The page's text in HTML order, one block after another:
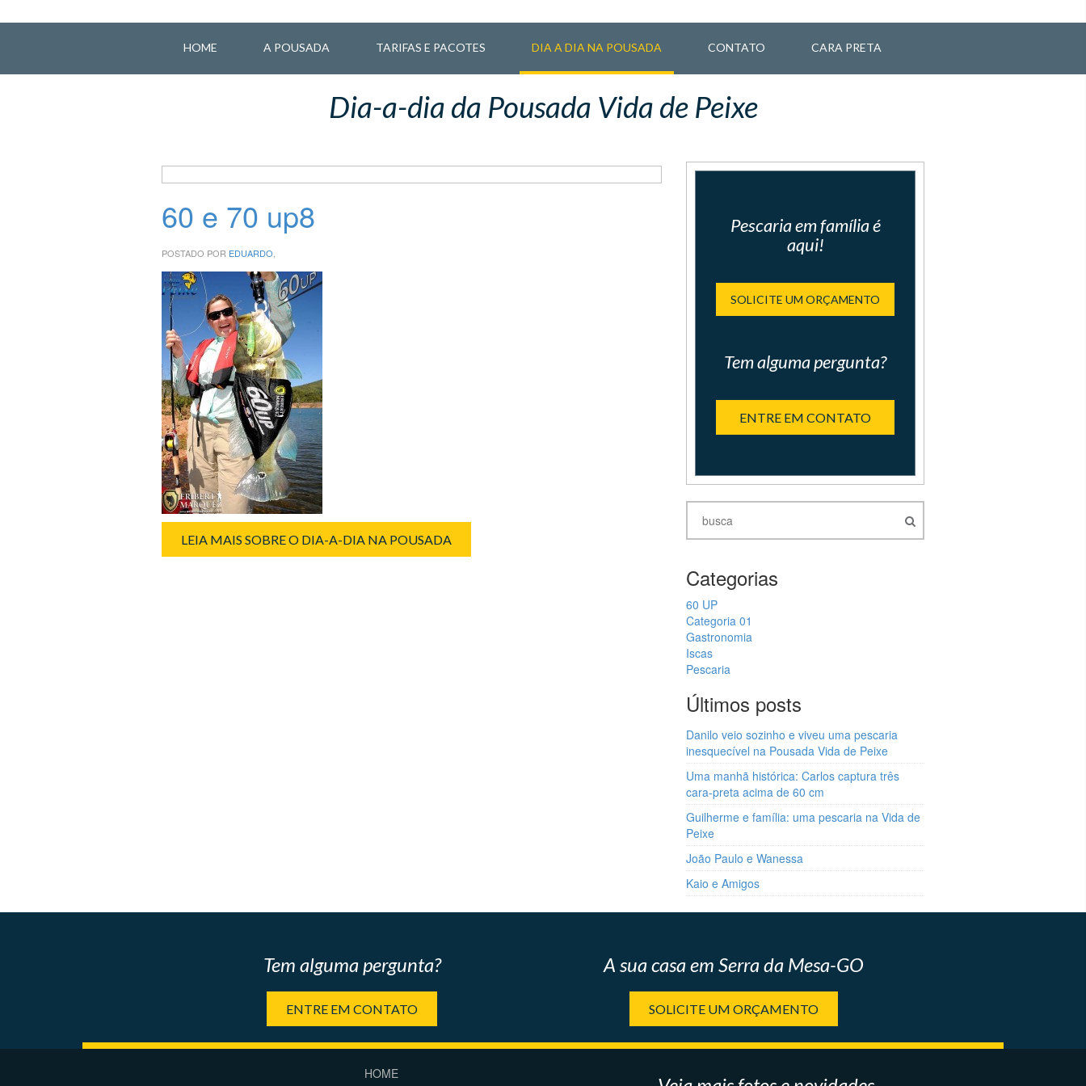
HOME A POUSADA TARIFAS E PACOTES DIA A DIA NA POUSADA CONTATO CARA PRETA
Dia-a-dia da Pousada Vida de Peixe
60 e 70 up8
POSTADO POR EDUARDO,
LEIA MAIS SOBRE O DIA-A-DIA NA POUSADA
Pescaria em família é
aqui!
SOLICITE UM ORÇAMENTO
Tem alguma pergunta?
ENTRE EM CONTATO
Categorias
60 UP
Categoria 01
Gastronomia
Iscas
Pescaria
Últimos posts
Danilo veio sozinho e viveu uma pescaria
inesquecível na Pousada Vida de Peixe
Uma manhã histórica: Carlos captura três
cara-preta acima de 60 cm
Guilherme e família: uma pescaria na Vida de
Peixe
João Paulo e Wanessa
Kaio e Amigos
Tem alguma pergunta?
ENTRE EM CONTATO
A sua casa em Serra da Mesa-GO
SOLICITE UM ORÇAMENTO
HOME